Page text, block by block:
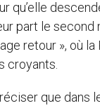
qu’elle
part le second
retour », où
croyants.
que dans